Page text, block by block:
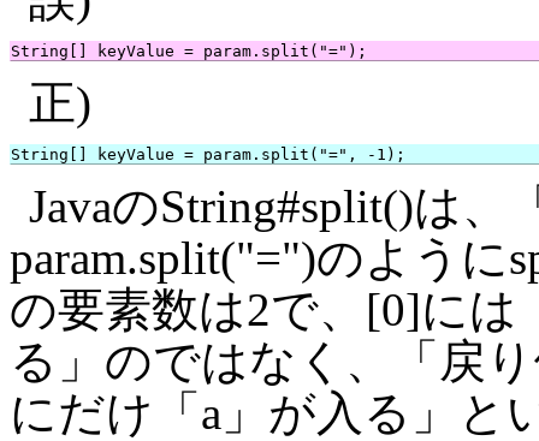
正)
JavaのString#split()は
param.split("=")のように
の要素数は2で、[0]には
る」のではなく、「戻
にだけ「a」が入る」と